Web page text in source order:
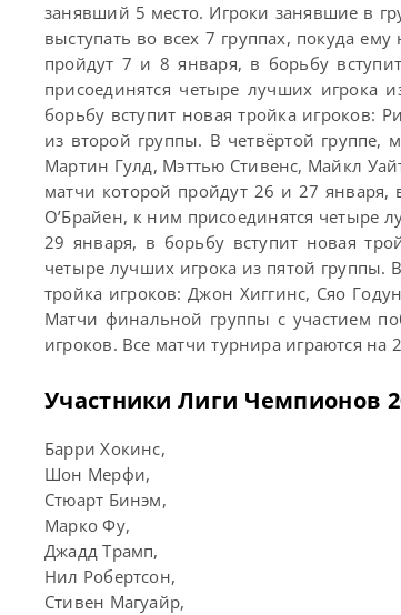
занявший 5 место. Игроки занявшие в
выступать во всех 7 группах, покуда
пройдут 7 и 8 января, в борьбу
присоединятся четыре лучших игрока
борьбу вступит новая тройка игроков:
из второй группы. В четвёртой группе,
Мартин Гулд, Мэттью Стивенс, Майкл
матчи которой пройдут 26 и 27 января,
О’Брайен, к ним присоединятся четыре
29 января, в борьбу вступит новая
четыре лучших игрока из пятой группы.
тройка игроков: Джон Хиггинс, Сяо
Матчи финальной группы с участием
игроков. Все матчи турнира играются на
Участники Лиги Чемпионов
Барри Хокинс,
Шон Мерфи,
Стюарт Бинэм,
Марко Фу,
Джадд Трамп,
Нил Робертсон,
Стивен Магуайр,